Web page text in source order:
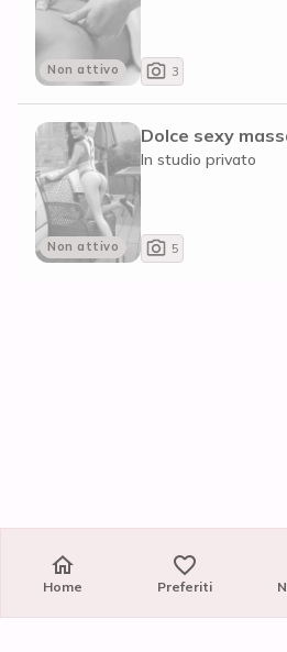
Non attivo 3
Non attivo
Dolce sexy
In studio privato
5
Home Preferiti